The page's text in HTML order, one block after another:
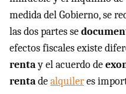
medida del Gobierno, se
las dos partes se
efectos fiscales existe
rentay el acuerdo de
rentadealquileres